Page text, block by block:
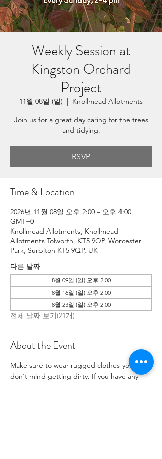
Weekly Session at
Kingston Orchard
Project
11월 08일 (일)
  |
Knollmead Allotments
Join us for a great day caring for the trees
and tidying.
RSVP
Time & Location
2026년 11월 08일 오후 2:00 – 오후 4:00
GMT+0
Knollmead Allotments, Knollmead
Allotments Tolworth, KT5 9QP, Worcester
Park, Surbiton KT5 9QP, UK
다른 날짜
8월 09일 (일) 오후 2:00
8월 16일 (일) 오후 2:00
8월 23일 (일) 오후 2:00
전체 날짜 보기(21개)
About the Event
Make sure to wear rugged clothes you
don't mind getting dirty. If you have any